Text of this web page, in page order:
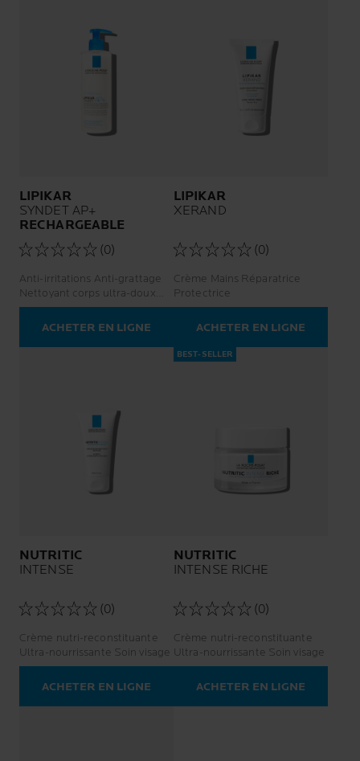
LIPIKAR
SYNDET AP+
RECHARGEABLE
(0)
Anti-irritations Anti-grattage
Nettoyant corps ultra-doux
Visage et corps
ACHETER EN LIGNE
LIPIKAR
XERAND
(0)
Crème Mains Réparatrice
Protectrice
ACHETER EN LIGNE
NUTRITIC
INTENSE
(0)
Crème nutri-reconstituante
Ultra-nourrissante Soin visage
ACHETER EN LIGNE
BEST-SELLER
NUTRITIC
INTENSE RICHE
(0)
Crème nutri-reconstituante
Ultra-nourrissante Soin visage
ACHETER EN LIGNE